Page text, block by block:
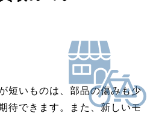
短いものは、部品の傷みも少
待できます。また、新しいモ